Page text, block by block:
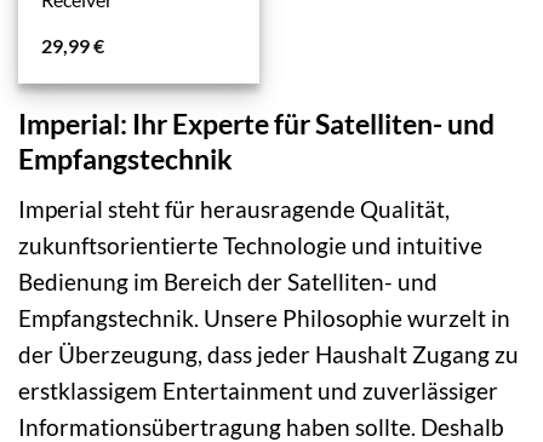
29,99€
Imperial: Ihr Experte für Satelliten- und
Empfangstechnik
Imperial steht für herausragende Qualität,
zukunftsorientierte Technologie und intuitive
Bedienung im Bereich der Satelliten- und
Empfangstechnik. Unsere Philosophie wurzelt in
der Überzeugung, dass jeder Haushalt Zugang zu
erstklassigem Entertainment und zuverlässiger
Informationsübertragung haben sollte. Deshalb